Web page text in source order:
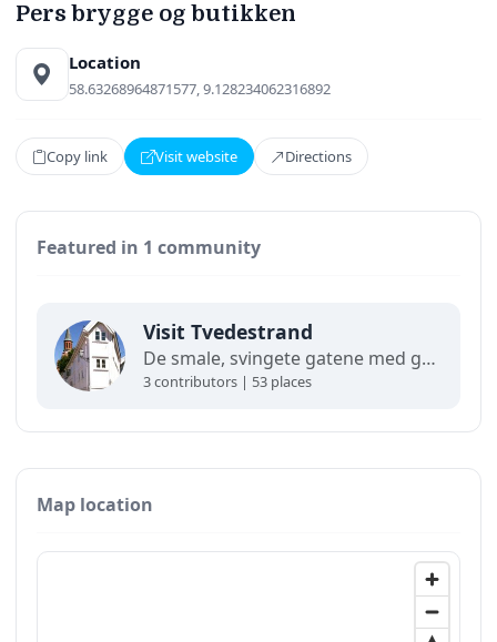
Pers brygge og butikken
Location
58.63268964871577, 9.128234062316892
Copy link Visit website Directions
Featured in 1 community
Visit Tvedestrand
De smale, svingete gatene med gamle trehus som klorer seg fast i de bratte bakkene gir Tvedestrand en helt spesiell sørlandsidyll. Her kan du rusle rolig rundt og nyte stemningen. Like utenfor venter en fantastisk skjærgård – med øyperlene Sandøya, Furøya og Lyngør som klare høydepunkter.
3 contributors | 53 places
Map location